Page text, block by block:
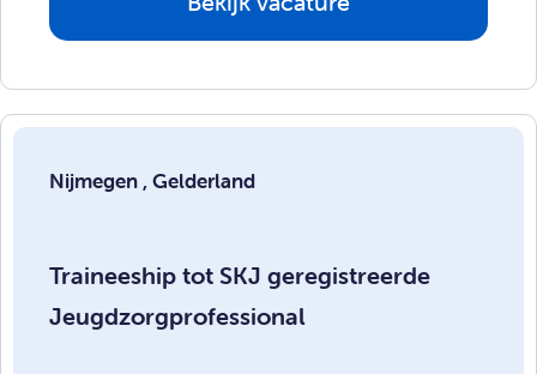
Nijmegen , Gelderland
Traineeship tot SKJ geregistreerde
Jeugdzorgprofessional